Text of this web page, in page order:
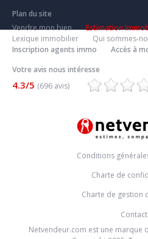
Plan du site
Vendre mon bien
Estimation
Lexique immobilier
Qui sommes-
Inscription agents immo
Accès à
Votre avis nous intéresse
4.3/5 (696 avis)
Conditions
Charte de
Charte de gestion
Contact
Netvendeur.com est une marque